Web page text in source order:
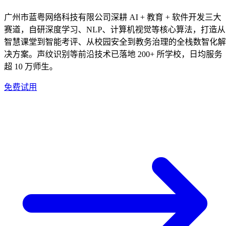
广州市蓝粤网络科技有限公司深耕 AI + 教育 + 软件开发三大
赛道，自研深度学习、NLP、计算机视觉等核心算法，打造从
智慧课堂到智能考评、从校园安全到教务治理的全栈数智化解
决方案。声纹识别等前沿技术已落地 200+ 所学校，日均服务
超 10 万师生。
免费试用